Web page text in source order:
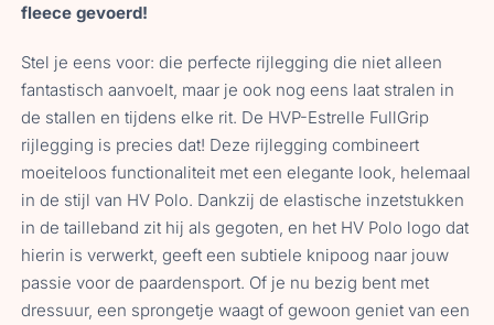
€ 119,95.
€ 59,98.
fleece gevoerd!
Stel je eens voor: die perfecte rijlegging die niet alleen
fantastisch aanvoelt, maar je ook nog eens laat stralen in
de stallen en tijdens elke rit. De HVP-Estrelle FullGrip
rijlegging is precies dat! Deze rijlegging combineert
moeiteloos functionaliteit met een elegante look, helemaal
in de stijl van HV Polo. Dankzij de elastische inzetstukken
in de tailleband zit hij als gegoten, en het HV Polo logo dat
hierin is verwerkt, geeft een subtiele knipoog naar jouw
passie voor de paardensport. Of je nu bezig bent met
dressuur, een sprongetje waagt of gewoon geniet van een